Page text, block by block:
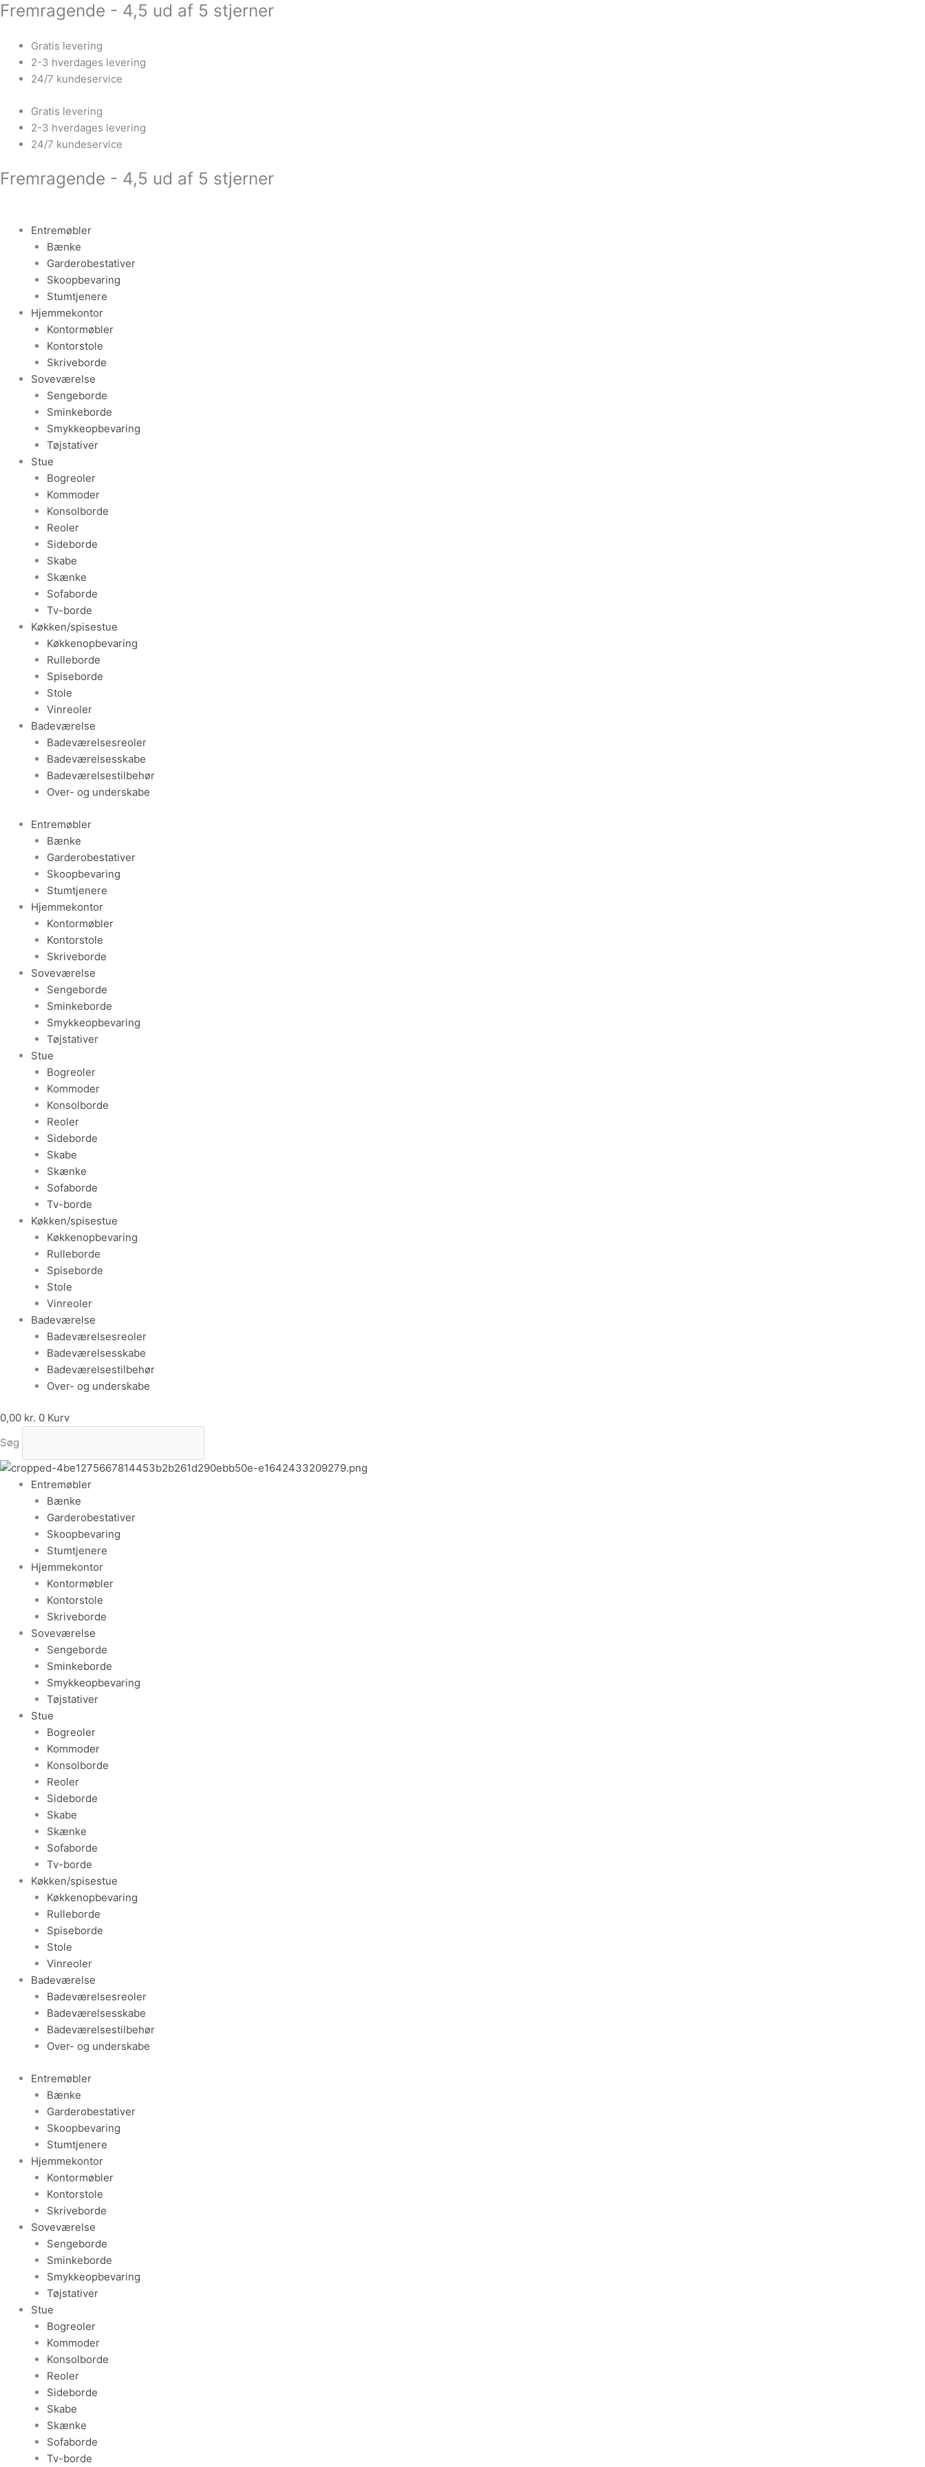
Gå
indholdet
Fremragende - 4,5 ud af 5 stjerner
Gratis levering
2-3 hverdages levering
24/7 kundeservice
Gratis levering
2-3 hverdages levering
24/7 kundeservice
Fremragende - 4,5 ud af 5 stjerner
Entremøbler
Bænke
Garderobestativer
Skoopbevaring
Stumtjenere
Hjemmekontor
Kontormøbler
Kontorstole
Skriveborde
Soveværelse
Sengeborde
Sminkeborde
Smykkeopbevaring
Tøjstativer
Stue
Bogreoler
Kommoder
Konsolborde
Reoler
Sideborde
Skabe
Skænke
Sofaborde
Tv-borde
Køkken/spisestue
Køkkenopbevaring
Rulleborde
Spiseborde
Stole
Vinreoler
Badeværelse
Badeværelsesreoler
Badeværelsesskabe
Badeværelsestilbehør
Over- og underskabe
Entremøbler
Bænke
Garderobestativer
Skoopbevaring
Stumtjenere
Hjemmekontor
Kontormøbler
Kontorstole
Skriveborde
Soveværelse
Sengeborde
Sminkeborde
Smykkeopbevaring
Tøjstativer
Stue
Bogreoler
Kommoder
Konsolborde
Reoler
Sideborde
Skabe
Skænke
Sofaborde
Tv-borde
Køkken/spisestue
Køkkenopbevaring
Rulleborde
Spiseborde
Stole
Vinreoler
Badeværelse
Badeværelsesreoler
Badeværelsesskabe
Badeværelsestilbehør
Over- og underskabe
0,00 kr. 0 Kurv
Søg
Entremøbler
Bænke
Garderobestativer
Skoopbevaring
Stumtjenere
Hjemmekontor
Kontormøbler
Kontorstole
Skriveborde
Soveværelse
Sengeborde
Sminkeborde
Smykkeopbevaring
Tøjstativer
Stue
Bogreoler
Kommoder
Konsolborde
Reoler
Sideborde
Skabe
Skænke
Sofaborde
Tv-borde
Køkken/spisestue
Køkkenopbevaring
Rulleborde
Spiseborde
Stole
Vinreoler
Badeværelse
Badeværelsesreoler
Badeværelsesskabe
Badeværelsestilbehør
Over- og underskabe
Entremøbler
Bænke
Garderobestativer
Skoopbevaring
Stumtjenere
Hjemmekontor
Kontormøbler
Kontorstole
Skriveborde
Soveværelse
Sengeborde
Sminkeborde
Smykkeopbevaring
Tøjstativer
Stue
Bogreoler
Kommoder
Konsolborde
Reoler
Sideborde
Skabe
Skænke
Sofaborde
Tv-borde
Sminkebord
foldbare